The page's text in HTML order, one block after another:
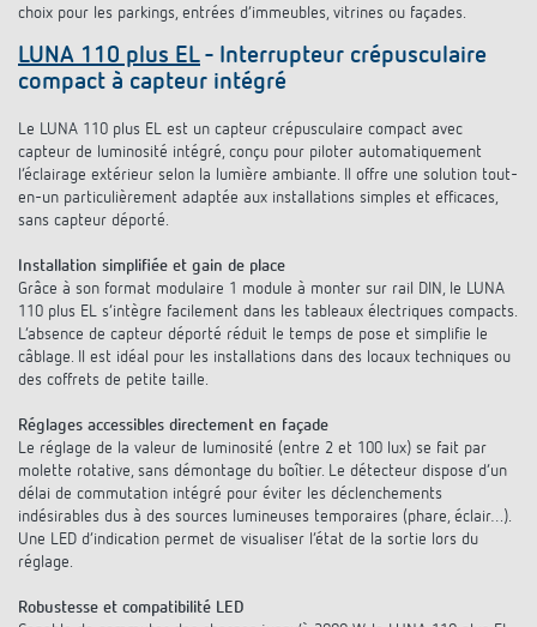
choix pour les parkings, entrées d’immeubles, vitrines ou façades.
LUNA 110 plus EL - Interrupteur crépusculaire
compact à capteur intégré
Le LUNA 110 plus EL est un capteur crépusculaire compact avec
capteur de luminosité intégré, conçu pour piloter automatiquement
l’éclairage extérieur selon la lumière ambiante. Il offre une solution tout-
en-un particulièrement adaptée aux installations simples et efficaces,
sans capteur déporté.
Installation simplifiée et gain de place
Grâce à son format modulaire 1 module à monter sur rail DIN, le LUNA
110 plus EL s’intègre facilement dans les tableaux électriques compacts.
L’absence de capteur déporté réduit le temps de pose et simplifie le
câblage. Il est idéal pour les installations dans des locaux techniques ou
des coffrets de petite taille.
Réglages accessibles directement en façade
Le réglage de la valeur de luminosité (entre 2 et 100 lux) se fait par
molette rotative, sans démontage du boîtier. Le détecteur dispose d’un
délai de commutation intégré pour éviter les déclenchements
indésirables dus à des sources lumineuses temporaires (phare, éclair…).
Une LED d’indication permet de visualiser l’état de la sortie lors du
réglage.
Robustesse et compatibilité LED